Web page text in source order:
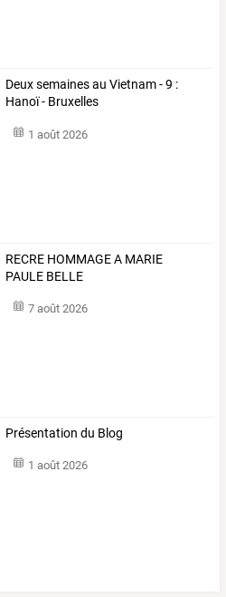
Deux semaines au Vietnam - 9 :
Hanoï - Bruxelles
1 août 2026
RECRE HOMMAGE A MARIE
PAULE BELLE
7 août 2026
Présentation du Blog
1 août 2026